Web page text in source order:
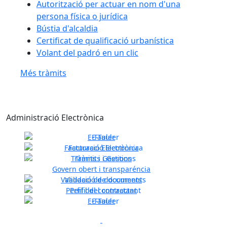
Autorització per actuar en nom d'una
persona física o jurídica
Bústia d'alcaldia
Certificat de qualificació urbanística
Volant del padró en un clic
Més tràmits
Administració Electrònica
E-Tauler
Facturació Electrònica
Tràmits i Gestions
Govern obert i transparéncia
Validació de documents
Perfil del contractant
Previous
E-Tauler